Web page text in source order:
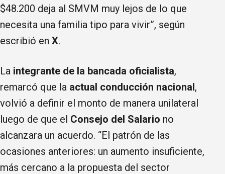
$48.200 deja al SMVM muy lejos de lo que
necesita una familia tipo para vivir”, según
escribió en X.
La integrante de la bancada oficialista,
remarcó que la actual conducción nacional,
volvió a definir el monto de manera unilateral
luego de que el Consejo del Salario no
alcanzara un acuerdo. “El patrón de las
ocasiones anteriores: un aumento insuficiente,
más cercano a la propuesta del sector